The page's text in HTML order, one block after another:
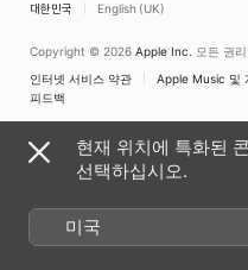
대한민국 English (UK)
Copyright © 2026 Apple Inc. 모든 권
인터넷 서비스 약관
Apple Music 및
피드백
현재 위치에 특화된
선택하십시오.
미국